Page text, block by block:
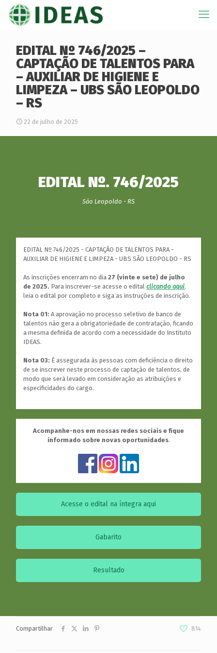
EDITAL Nº 746/2025 –
CAPTAÇÃO DE TALENTOS PARA
– AUXILIAR DE HIGIENE E
LIMPEZA – UBS SÃO LEOPOLDO
– RS
22 de julho de 2025
EDITAL Nº. 746/2025
São Leopoldo - RS
EDITAL Nº 746/2025 - CAPTAÇÃO DE TALENTOS PARA -
AUXILIAR DE HIGIENE E LIMPEZA - UBS SÃO LEOPOLDO - RS
As inscrições encerram no dia 27 (vinte e sete) de julho
de 2025. Para inscrever-se acesse o edital clicando aqui,
leia o edital por completo e siga as instruções de inscrição.
Nota 01: A aprovação no processo seletivo de banco de
talentos não gera a obrigatoriedade de contratação, ficando
a mesma definida de acordo com a necessidade do Instituto
IDEAS.
Nota 03: É assegurada às pessoas com deficiência o direito
de se inscrever neste processo de captação de talentos, de
modo que será levado em consideração as atribuições e
especificidades do cargo.
Acompanhe-nos em nossas redes sociais e fique
informado sobre novas oportunidades.
Acesse o edital na íntegra aqui
Gabarito
Resultado
Compartilhar 814